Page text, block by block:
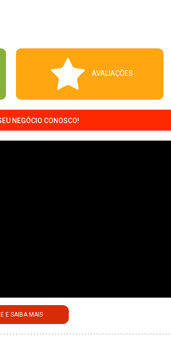
AVALIAÇÕES
NEGÓCIO CONOSCO!
E SAIBA MAIS